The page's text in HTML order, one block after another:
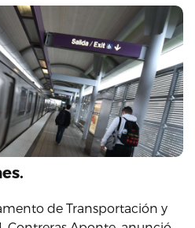
de Transportación y